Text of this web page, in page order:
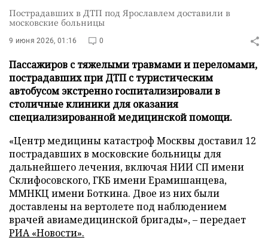
Пострадавших в ДТП под Ярославлем доставили в
московские больницы
9 июня 2026, 01:16 0
Пассажиров с тяжелыми травмами и переломами,
пострадавших при ДТП с туристическим
автобусом экстренно госпитализировали в
столичные клиники для оказания
специализированной медицинской помощи.
«Центр медицины катастроф Москвы доставил 12
пострадавших в московские больницы для
дальнейшего лечения, включая НИИ СП имени
Склифосовского, ГКБ имени Ерамишанцева,
ММНКЦ имени Боткина. Двое из них были
доставлены на вертолете под наблюдением
врачей авиамедицинской бригады», – передает
РИА «Новости».